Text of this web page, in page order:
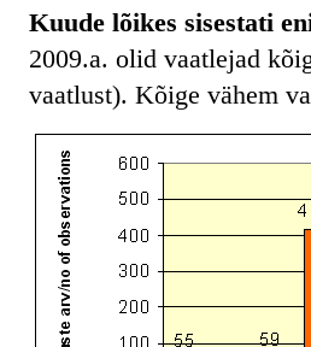
Kuude lõikes sisestati
2009.a. olid vaatlejad
vaatlust). Kõige vähem